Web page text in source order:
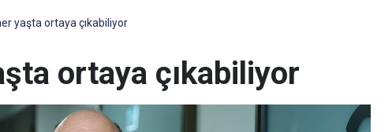
yaşta ortaya çıkabiliyor
ortaya çıkabiliyor